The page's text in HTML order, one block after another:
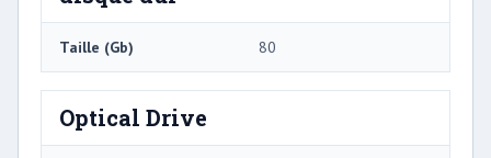
Taille (Gb) 80
Optical Drive